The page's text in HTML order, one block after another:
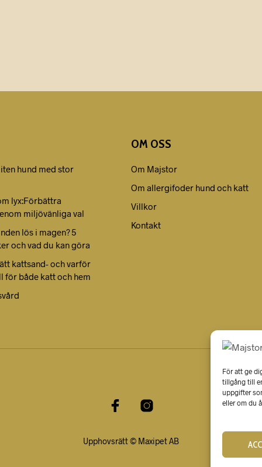
För att ge
tillgång till
uppgifter
eller om du
hund med stor
lyx:Förbättra
miljövänliga val
lös i magen? 5
och vad du kan göra
kattsand- och varför
för både katt och hem
OM OSS
Om Majstor
Om allergifoder hund och katt
Villkor
Kontakt
Upphovsrätt © Maxipet AB